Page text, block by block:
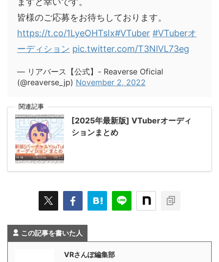
皆様のご応募をお待ちしております。
https://t.co/1LyeOHTsIx#VTuber #VTuberオ
ーディション pic.twitter.com/T3NlVL73eg
— リアバース【公式】- Reaverse Oficial
(@reaverse_jp) November 2, 2022
関連記事
[2025年最新版] VTuberオーディ
ションまとめ
この記事を書いた人
VRさんぽ編集部